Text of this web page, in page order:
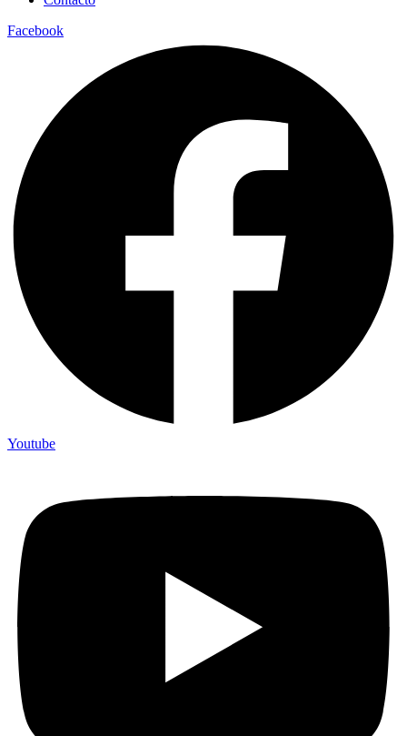
Facebook
Youtube